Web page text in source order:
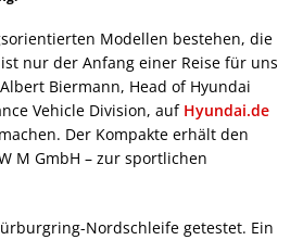
Modellen bestehen, die
nur der Anfang einer Reise für uns
Biermann, Head of Hyundai
Vehicle Division, auf Hyundai.de
Der Kompakte erhält den
M GmbH – zur sportlichen
Nordschleife getestet. Ein